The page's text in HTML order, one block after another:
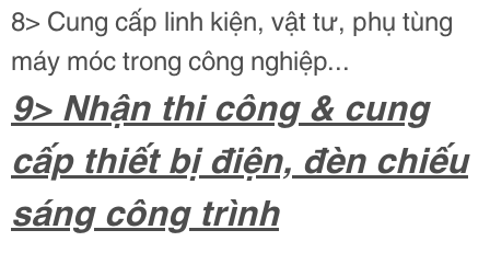
8> Cung cấp linh kiện, vật tư, phụ tùng
máy móc trong công nghiệp...
9> Nhận thi công & cung
cấp thiết bị điện, đèn chiếu
sáng công trình